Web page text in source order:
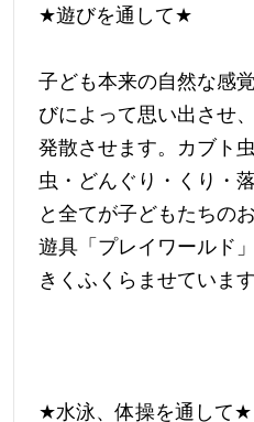
★遊びを通して★
子ども本来の自然な感
びによって思い出させ
発散させます。カブト
虫・どんぐり・くり・
と全てが子どもたちの
遊具「プレイワールド
きくふくらませています
★水泳、体操を通して★